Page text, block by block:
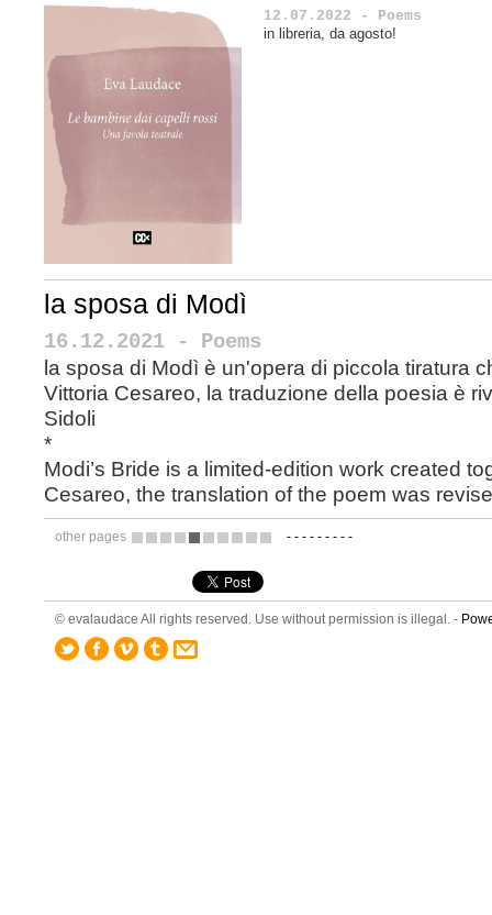
12.07.2022 - Poems
in libreria, da agosto!
la sposa di Modì
16.12.2021 - Poems
la sposa di Modì è un'opera di piccola tiratura
Vittoria Cesareo, la traduzione della poesia è
Sidoli
*
Modi’s Bride is a limited-edition work created
Cesareo, the translation of the poem was
other pages - - - - - - - - -
© evalaudace All rights reserved. Use without permission is illegal. -